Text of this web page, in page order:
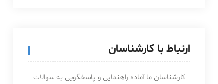
ارتباط با کارشناسان
کارشناسان ما آماده راهنمایی و پاسخگویی به سوالات